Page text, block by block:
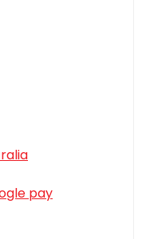
pay